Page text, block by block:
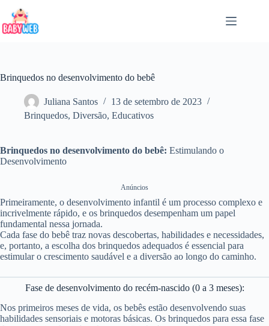
para
o
conteúdo
Brinquedos no desenvolvimento do bebê
Juliana Santos
13 de setembro de 2023
Brinquedos, Diversão, Educativos
Brinquedos no desenvolvimento do bebê: Estimulando o
Desenvolvimento
Anúncios
Primeiramente, o desenvolvimento infantil é um processo complexo e
incrivelmente rápido, e os brinquedos desempenham um papel
fundamental nessa jornada.
Cada fase do bebê traz novas descobertas, habilidades e necessidades,
e, portanto, a escolha dos brinquedos adequados é essencial para
estimular o crescimento saudável e a diversão ao longo do caminho.
Fase de desenvolvimento do recém-nascido (0 a 3 meses):
Nos primeiros meses de vida, os bebês estão desenvolvendo suas
habilidades sensoriais e motoras básicas. Os brinquedos para essa fase